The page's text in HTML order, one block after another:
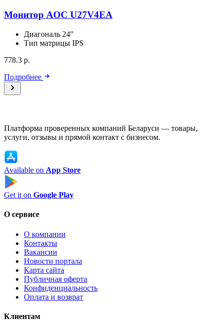
Монитор AOC U27V4EA
Диагональ 24″
Тип матрицы IPS
778.3 р.
Подробнее
Платформа проверенных компаний Беларуси — товары,
услуги, отзывы и прямой контакт с бизнесом.
Available on App Store
Get it on Google Play
О сервисе
О компании
Контакты
Вакансии
Новости портала
Карта сайта
Публичная оферта
Конфиденциальность
Оплата и возврат
Клиентам